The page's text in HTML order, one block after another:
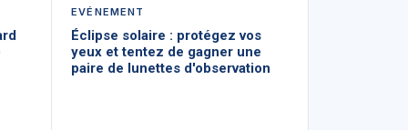
EVÉNEMENT
Éclipse solaire : protégez vos
yeux et tentez de gagner une
paire de lunettes d'observation